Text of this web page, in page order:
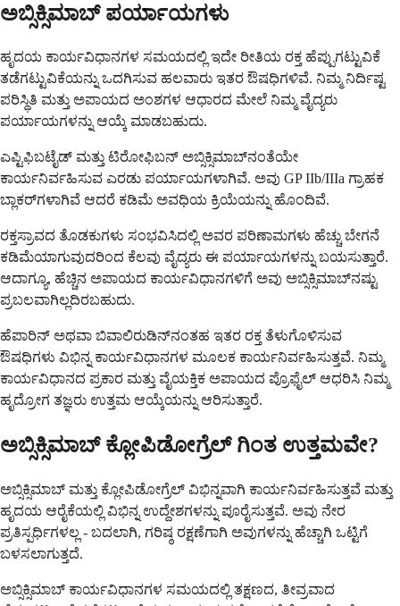
ಅಬ್ಸಿಕ್ಸಿಮಾಬ್ ಪರ್ಯಾಯಗಳು
ಹೃದಯ ಕಾರ್ಯವಿಧಾನಗಳ ಸಮಯದಲ್ಲಿ ಇದೇ ರೀತಿಯ ರಕ್ತ ಹೆಪ್ಪುಗಟ್ಟುವಿಕೆ
ತಡೆಗಟ್ಟುವಿಕೆಯನ್ನು ಒದಗಿಸುವ ಹಲವಾರು ಇತರ ಔಷಧಿಗಳಿವೆ. ನಿಮ್ಮ ನಿರ್ದಿಷ್ಟ
ಪರಿಸ್ಥಿತಿ ಮತ್ತು ಅಪಾಯದ ಅಂಶಗಳ ಆಧಾರದ ಮೇಲೆ ನಿಮ್ಮ ವೈದ್ಯರು
ಪರ್ಯಾಯಗಳನ್ನು ಆಯ್ಕೆ ಮಾಡಬಹುದು.
ಎಪ್ಟಿಫಿಬಟೈಡ್ ಮತ್ತು ಟಿರೋಫಿಬನ್ ಅಬ್ಸಿಕ್ಸಿಮಾಬ್‌ನಂತೆಯೇ
ಕಾರ್ಯನಿರ್ವಹಿಸುವ ಎರಡು ಪರ್ಯಾಯಗಳಾಗಿವೆ. ಅವು GP IIb/IIIa ಗ್ರಾಹಕ
ಬ್ಲಾಕರ್‌ಗಳಾಗಿವೆ ಆದರೆ ಕಡಿಮೆ ಅವಧಿಯ ಕ್ರಿಯೆಯನ್ನು ಹೊಂದಿವೆ.
ರಕ್ತಸ್ರಾವದ ತೊಡಕುಗಳು ಸಂಭವಿಸಿದಲ್ಲಿ ಅವರ ಪರಿಣಾಮಗಳು ಹೆಚ್ಚು ಬೇಗನೆ
ಕಡಿಮೆಯಾಗುವುದರಿಂದ ಕೆಲವು ವೈದ್ಯರು ಈ ಪರ್ಯಾಯಗಳನ್ನು ಬಯಸುತ್ತಾರೆ.
ಆದಾಗ್ಯೂ, ಹೆಚ್ಚಿನ ಅಪಾಯದ ಕಾರ್ಯವಿಧಾನಗಳಿಗೆ ಅವು ಅಬ್ಸಿಕ್ಸಿಮಾಬ್‌ನಷ್ಟು
ಪ್ರಬಲವಾಗಿಲ್ಲದಿರಬಹುದು.
ಹೆಪಾರಿನ್ ಅಥವಾ ಬಿವಾಲಿರುಡಿನ್‌ನಂತಹ ಇತರ ರಕ್ತ ತೆಳುಗೊಳಿಸುವ
ಔಷಧಿಗಳು ವಿಭಿನ್ನ ಕಾರ್ಯವಿಧಾನಗಳ ಮೂಲಕ ಕಾರ್ಯನಿರ್ವಹಿಸುತ್ತವೆ. ನಿಮ್ಮ
ಕಾರ್ಯವಿಧಾನದ ಪ್ರಕಾರ ಮತ್ತು ವೈಯಕ್ತಿಕ ಅಪಾಯದ ಪ್ರೊಫೈಲ್ ಆಧರಿಸಿ ನಿಮ್ಮ
ಹೃದ್ರೋಗ ತಜ್ಞರು ಉತ್ತಮ ಆಯ್ಕೆಯನ್ನು ಆರಿಸುತ್ತಾರೆ.
ಅಬ್ಸಿಕ್ಸಿಮಾಬ್ ಕ್ಲೋಪಿಡೋಗ್ರೆಲ್ ಗಿಂತ ಉತ್ತಮವೇ?
ಅಬ್ಸಿಕ್ಸಿಮಾಬ್ ಮತ್ತು ಕ್ಲೋಪಿಡೋಗ್ರೆಲ್ ವಿಭಿನ್ನವಾಗಿ ಕಾರ್ಯನಿರ್ವಹಿಸುತ್ತವೆ ಮತ್ತು
ಹೃದಯ ಆರೈಕೆಯಲ್ಲಿ ವಿಭಿನ್ನ ಉದ್ದೇಶಗಳನ್ನು ಪೂರೈಸುತ್ತವೆ. ಅವು ನೇರ
ಪ್ರತಿಸ್ಪರ್ಧಿಗಳಲ್ಲ - ಬದಲಾಗಿ, ಗರಿಷ್ಠ ರಕ್ಷಣೆಗಾಗಿ ಅವುಗಳನ್ನು ಹೆಚ್ಚಾಗಿ ಒಟ್ಟಿಗೆ
ಬಳಸಲಾಗುತ್ತದೆ.
ಅಬ್ಸಿಕ್ಸಿಮಾಬ್ ಕಾರ್ಯವಿಧಾನಗಳ ಸಮಯದಲ್ಲಿ ತಕ್ಷಣದ, ತೀವ್ರವಾದ